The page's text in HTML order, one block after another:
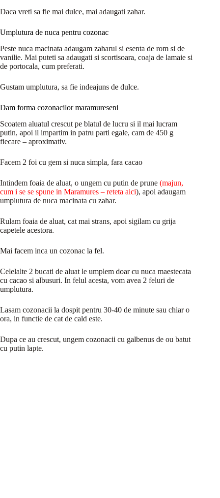
Daca vreti sa fie mai dulce, mai adaugati zahar.
Umplutura de nuca pentru cozonac
Peste nuca macinata adaugam zaharul si esenta de rom si de
vanilie. Mai puteti sa adaugati si scortisoara, coaja de lamaie si
de portocala, cum preferati.
Gustam umplutura, sa fie indeajuns de dulce.
Dam forma cozonacilor maramureseni
Scoatem aluatul crescut pe blatul de lucru si il mai lucram
putin, apoi il impartim in patru parti egale, cam de 450 g
fiecare – aproximativ.
Facem 2 foi cu gem si nuca simpla, fara cacao
Intindem foaia de aluat, o ungem cu putin de prune (majun,
cum i se se spune in Maramures – reteta aici), apoi adaugam
umplutura de nuca macinata cu zahar.
Rulam foaia de aluat, cat mai strans, apoi sigilam cu grija
capetele acestora.
Mai facem inca un cozonac la fel.
Celelalte 2 bucati de aluat le umplem doar cu nuca maestecata
cu cacao si albusuri. In felul acesta, vom avea 2 feluri de
umplutura.
Lasam cozonacii la dospit pentru 30-40 de minute sau chiar o
ora, in functie de cat de cald este.
Dupa ce au crescut, ungem cozonacii cu galbenus de ou batut
cu putin lapte.